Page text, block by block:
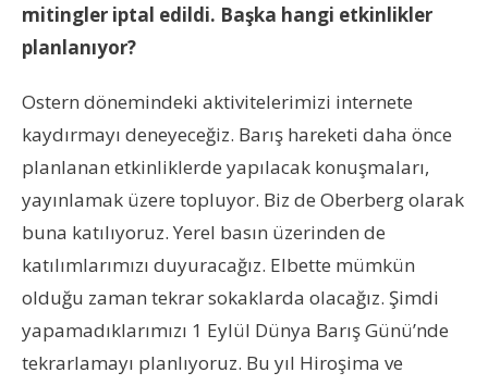
mitingler iptal edildi. Başka hangi etkinlikler
planlanıyor?
Ostern dönemindeki aktivitelerimizi internete
kaydırmayı deneyeceğiz. Barış hareketi daha önce
planlanan etkinliklerde yapılacak konuşmaları,
yayınlamak üzere topluyor. Biz de Oberberg olarak
buna katılıyoruz. Yerel basın üzerinden de
katılımlarımızı duyuracağız. Elbette mümkün
olduğu zaman tekrar sokaklarda olacağız. Şimdi
yapamadıklarımızı 1 Eylül Dünya Barış Günü’nde
tekrarlamayı planlıyoruz. Bu yıl Hiroşima ve